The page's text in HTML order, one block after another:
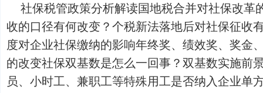
社保税管政策分析解读国地税合并对社保改革
收的口径有何改变？个税新法落地后对社保征收
度对企业社保缴纳的影响年终奖、绩效奖、奖金
的改变社保双基数是怎么一回事？双基数实施前
员、小时工、兼职工等特殊用工是否纳入企业单